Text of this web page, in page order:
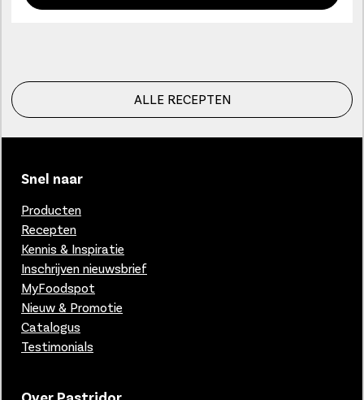
ALLE RECEPTEN
Snel naar
Producten
Recepten
Kennis & Inspiratie
Inschrijven nieuwsbrief
MyFoodspot
Nieuw & Promotie
Catalogus
Testimonials